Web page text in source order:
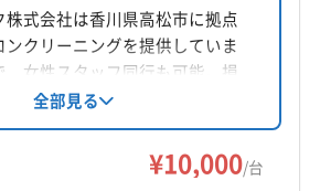
松島町字外開23-3-13 外開ビル101
小松島市
郡上勝町
板野郡上板町
板野郡藍住町
株式会社は香川県高松市に拠点
ンクリーニングを提供していま
、女性スタッフ同行も可能。損
です。基本料金10,000円からで、
プションも充実。感染症対策も
生活をサポートします。
全部見る
¥10,000/台